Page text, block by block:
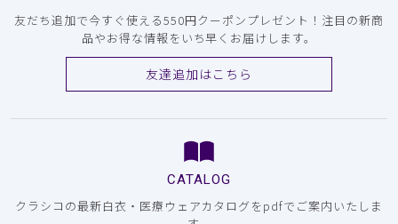
友だち追加で今すぐ使える550円クーポンプレゼント！注目の新商
品やお得な情報をいち早くお届けします。
友達追加はこちら
CATALOG
クラシコの最新白衣・医療ウェアカタログをpdfでご案内いたしま